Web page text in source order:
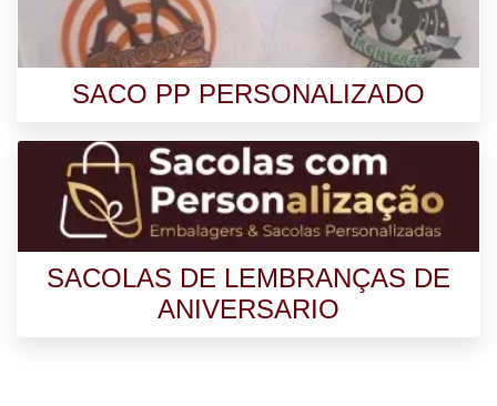
SACO PP PERSONALIZADO
SACOLAS DE LEMBRANÇAS DE
ANIVERSARIO​